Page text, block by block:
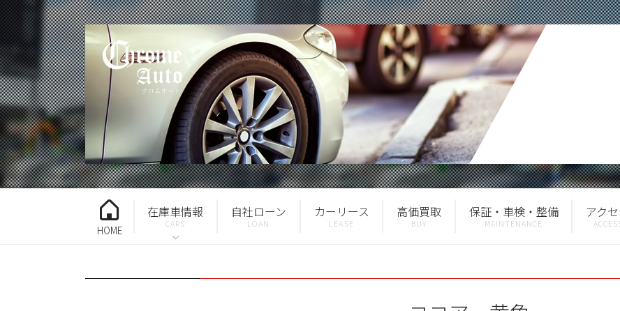
HOME
在庫車情報 自社ローン カーリース 高価買取 保証・車検・整備 アク